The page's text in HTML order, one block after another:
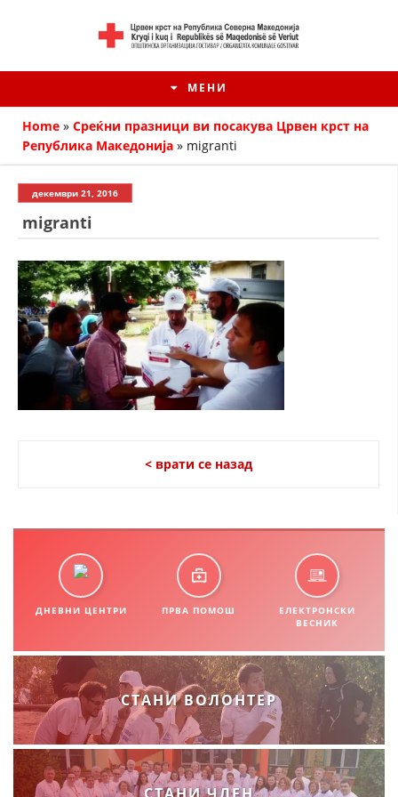
МЕНИ
HISTORIA E KRYQIT TË KUQ
ИСТОРИЈАТ НА ДВИЖЕЊЕТО
СТРУКТУРА НА ОРГАНИЗАЦИЈАТА
ЧЛЕНСТВО ВО ПРОФЕСИОНАЛНИ ТЕЛА
СТАТУТ НА ЦКРМ
ОРГАНИЗАЦИЈА И РАЗВОЈ
РАКОВОДЕН ОДБОР
СОБРАНИЕ
СТРУКТУРА И ОРГАНИЗАЦИОНА ПОСТАВЕНОСТ
Home » Среќни празници ви посакува Црвен крст на
Република Македонија » migranti
декември 21, 2016
migranti
< врати се назад
ДНЕВНИ ЦЕНТРИ ПРВА ПОМОШ
ЕЛЕКТРОНСКИ
ВЕСНИК
СТАНИ ВОЛОНТЕР